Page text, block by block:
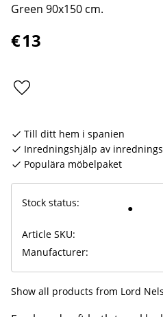
Green 90x150 cm.
€13
Add to favorites
Till ditt hem i spanien
Inredningshjälp av
Populära möbelpaket
Stock status
Article SKU
Manufacturer
Show all products from Lord